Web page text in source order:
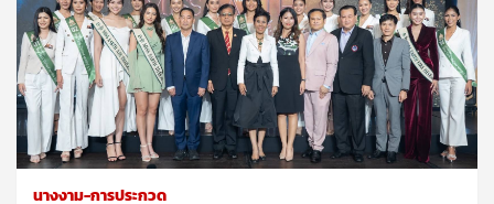
นางงาม-การประกวด